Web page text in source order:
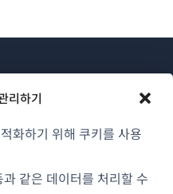
리하기
화하기 위해 쿠키를 사용
같은 데이터를 처리할 수
개
보 처리방침